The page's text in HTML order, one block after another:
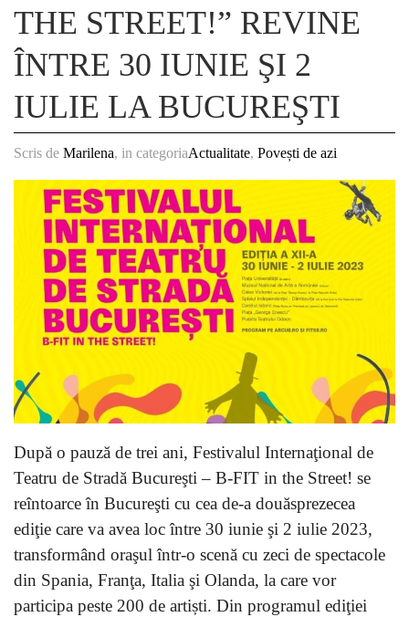
THE STREET!” REVINE
ÎNTRE 30 IUNIE ŞI 2
IULIE LA BUCUREŞTI
Scris de Marilena, in categoriaActualitate, Povești de azi
După o pauză de trei ani, Festivalul Internaţional de
Teatru de Stradă Bucureşti – B-FIT in the Street! se
reîntoarce în Bucureşti cu cea de-a douăsprezecea
ediţie care va avea loc între 30 iunie şi 2 iulie 2023,
transformând oraşul într-o scenă cu zeci de spectacole
din Spania, Franţa, Italia şi Olanda, la care vor
participa peste 200 de artiști. Din programul ediţiei